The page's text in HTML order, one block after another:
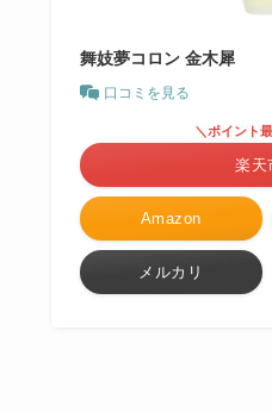
舞妓夢コロン 金木犀
口コミを見る
Amazon
＼ポイント
楽天
メルカリ